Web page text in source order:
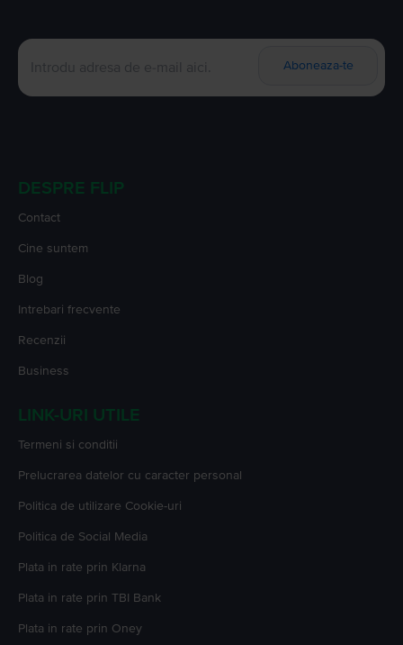
Aboneaza-te
DESPRE FLIP
Contact
Cine suntem
Blog
Intrebari frecvente
Recenzii
Business
LINK-URI UTILE
Termeni si conditii
Prelucrarea datelor cu caracter personal
Politica de utilizare Cookie-uri
Politica de Social Media
Plata in rate prin Klarna
Plata in rate prin TBI Bank
Plata in rate prin Oney